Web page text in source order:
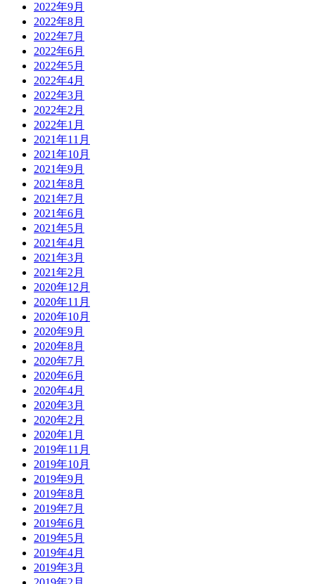
2022年9月
2022年8月
2022年7月
2022年6月
2022年5月
2022年4月
2022年3月
2022年2月
2022年1月
2021年11月
2021年10月
2021年9月
2021年8月
2021年7月
2021年6月
2021年5月
2021年4月
2021年3月
2021年2月
2020年12月
2020年11月
2020年10月
2020年9月
2020年8月
2020年7月
2020年6月
2020年4月
2020年3月
2020年2月
2020年1月
2019年11月
2019年10月
2019年9月
2019年8月
2019年7月
2019年6月
2019年5月
2019年4月
2019年3月